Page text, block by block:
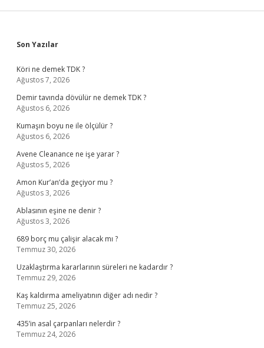
Sidebar
Son Yazılar
Köri ne demek TDK ?
Ağustos 7, 2026
Demir tavında dövülür ne demek TDK ?
Ağustos 6, 2026
Kumaşın boyu ne ile ölçülür ?
Ağustos 6, 2026
Avene Cleanance ne işe yarar ?
Ağustos 5, 2026
Amon Kur’an’da geçiyor mu ?
Ağustos 3, 2026
Ablasının eşine ne denir ?
Ağustos 3, 2026
689 borç mu çalişir alacak mı ?
Temmuz 30, 2026
Uzaklaştırma kararlarının süreleri ne kadardır ?
Temmuz 29, 2026
Kaş kaldırma ameliyatının diğer adı nedir ?
Temmuz 25, 2026
435’in asal çarpanları nelerdir ?
Temmuz 24, 2026